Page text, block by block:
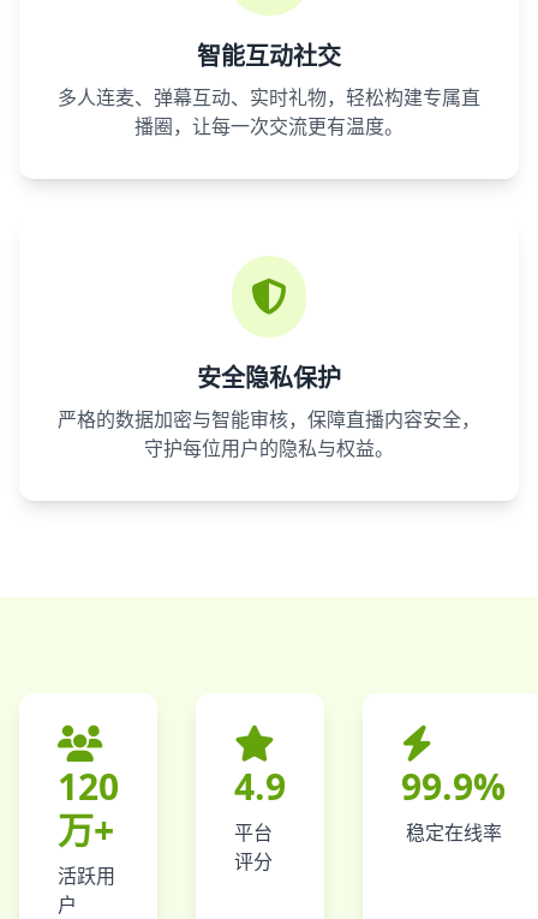
智能互动社交
多人连麦、弹幕互动、实时礼物，轻松构建专属直
播圈，让每一次交流更有温度。
安全隐私保护
严格的数据加密与智能审核，保障直播内容安全，
守护每位用户的隐私与权益。
120
万+
活跃用
户
4.9
平台
评分
99.9%
稳定在线率